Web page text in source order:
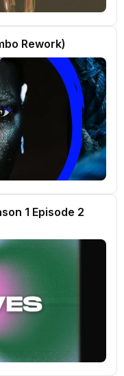
Rework)
1 Episode 2